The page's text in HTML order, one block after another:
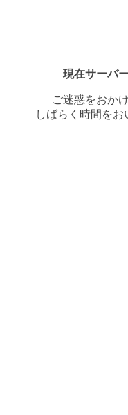
現在サーバ
ご迷惑をおか
しばらく時間を